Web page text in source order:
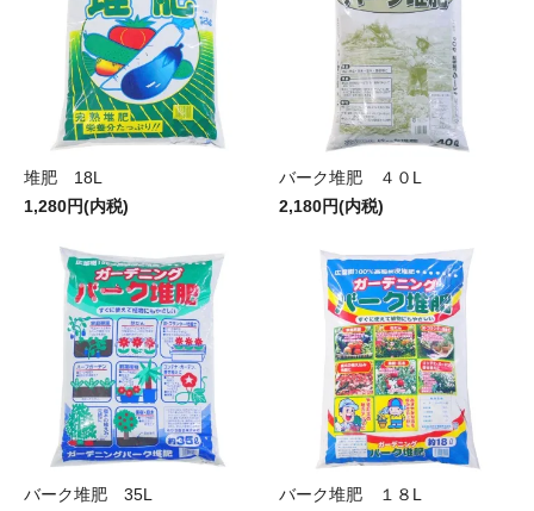
堆肥 18L
1,280円(内税)
バーク堆肥 ４０L
2,180円(内税)
バーク堆肥 35L
バーク堆肥 １８L